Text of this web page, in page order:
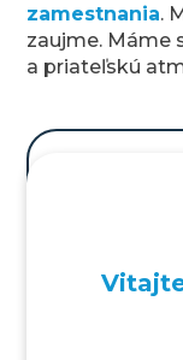
zamestnania.
zaujme. Máme
a priateľskú